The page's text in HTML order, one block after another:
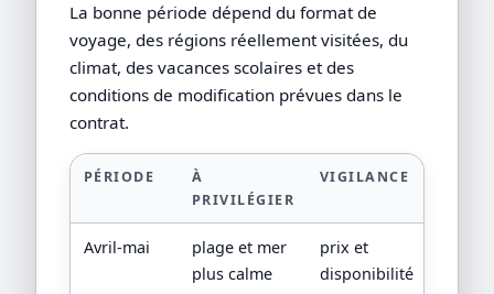
La bonne période dépend du format de
voyage, des régions réellement visitées, du
climat, des vacances scolaires et des
conditions de modification prévues dans le
contrat.
PÉRIODE
À
PRIVILÉGIER
VIGILANCE
Avril-mai
plage et mer
plus calme
prix et
disponibilité